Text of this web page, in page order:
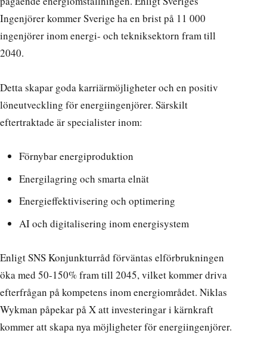
Ingenjörerkommer Sverige ha en brist på 11 000
ingenjörer inom energi- och tekniksektorn fram till
2040.
Detta skapar goda karriärmöjligheter och en positiv
löneutveckling för energiingenjörer. Särskilt
eftertraktade är specialister inom:
Förnybar energiproduktion
Energilagring och smarta elnät
Energieffektivisering och optimering
AI och digitalisering inom energisystem
EnligtSNS Konjunkturråd förväntas elförbrukningen
öka med 50-150% fram till 2045, vilket kommer driva
efterfrågan på kompetens inom energiområdet. Niklas
Wykman påpekar på Xatt investeringar i kärnkraft
kommer att skapa nya möjligheter för energiingenjörer.